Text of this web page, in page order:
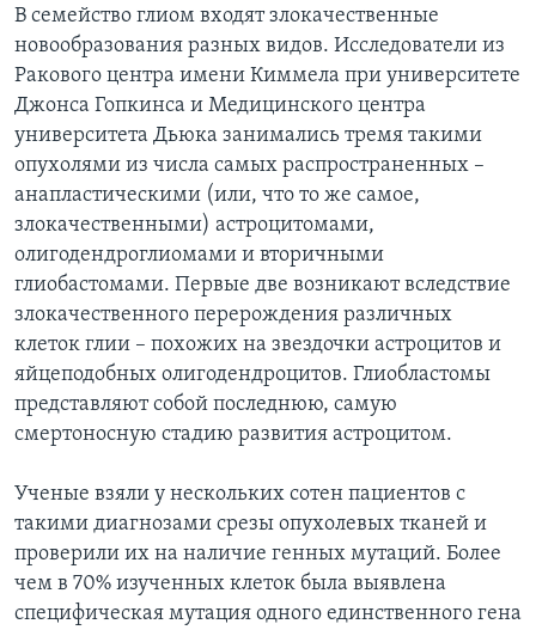
Learning English
СОЦИАЛЬНЫЕ СЕТИ
Языки
В семейство глиом входят злокачественные
новообразования разных видов. Исследователи из
Ракового центра имени Киммела при университете
Джонса Гопкинса и Медицинского центра
университета Дьюка занимались тремя такими
опухолями из числа самых распространенных –
анапластическими (или, что то же самое,
злокачественными) астроцитомами,
олигодендроглиомами и вторичными
глиобастомами. Первые две возникают вследствие
злокачественного перерождения различных
клеток глии – похожих на звездочки астроцитов и
яйцеподобных олигодендроцитов. Глиобластомы
представляют собой последнюю, самую
смертоносную стадию развития астроцитом.
Ученые взяли у нескольких сотен пациентов с
такими диагнозами срезы опухолевых тканей и
проверили их на наличие генных мутаций. Более
чем в 70% изученных клеток была выявлена
специфическая мутация одного единственного гена